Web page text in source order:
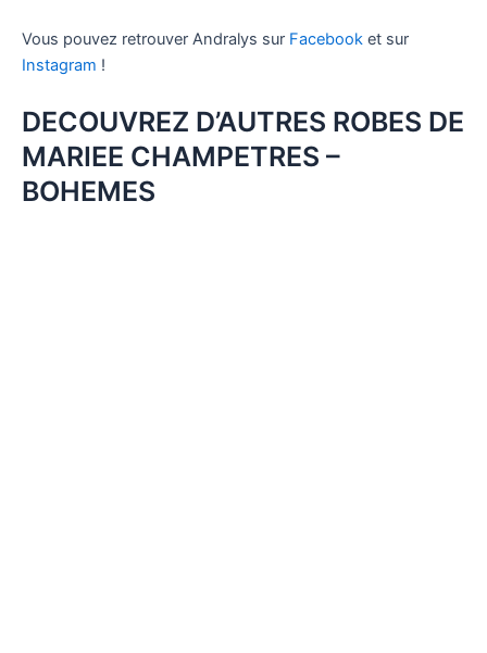
Vous pouvez retrouver Andralys sur Facebook et sur
Instagram !
DECOUVREZ D’AUTRES ROBES DE
MARIEE CHAMPETRES –
BOHEMES